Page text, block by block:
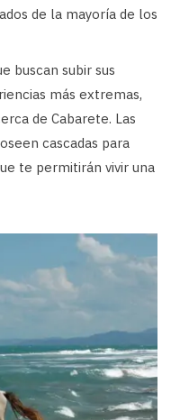
de la mayoría de los
buscan subir sus
más extremas,
de Cabarete. Las
cascadas para
te permitirán vivir una